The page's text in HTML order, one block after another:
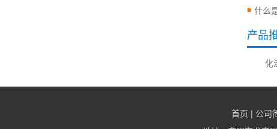
什么
产品
化
首页 | 公司